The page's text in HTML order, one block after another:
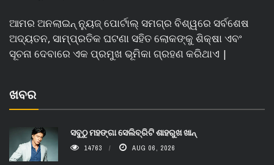
ଆମର ଅନଲାଇନ୍ ନ୍ୟୁଜ୍ ପୋର୍ଟାଲ୍ ସମଗ୍ର ବିଶ୍ୱରେ ସର୍ବଶେଷ
ଅଦ୍ୟତନ, ସାମ୍ପ୍ରତିକ ଘଟଣା ସହିତ ଲୋକଙ୍କୁ ଶିକ୍ଷା ଏବଂ
ସୂଚନା ଦେବାରେ ଏକ ପ୍ରମୁଖ ଭୂମିକା ଗ୍ରହଣ କରିଥାଏ |
ଖବର
ସବୁଠୁ ମହଙ୍ଗା ସେଲିବ୍ରିଟି ଶାହରୁଖ ଖାନ୍
14763 AUG 06, 2026